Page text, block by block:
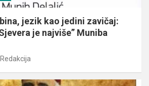
jezik kao jedini zavičaj:
je najviše” Muniba
Redakcija